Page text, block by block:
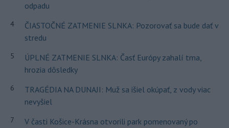
odpadu
4
ČIASTOČNÉ ZATMENIE SLNKA: Pozorovať sa bude dať v
stredu
5
ÚPLNÉ ZATMENIE SLNKA: Časť Európy zahalí tma,
hrozia dôsledky
6
TRAGÉDIA NA DUNAJI: Muž sa išiel okúpať, z vody viac
nevyšiel
7
V časti Košice-Krásna otvorili park pomenovaný po